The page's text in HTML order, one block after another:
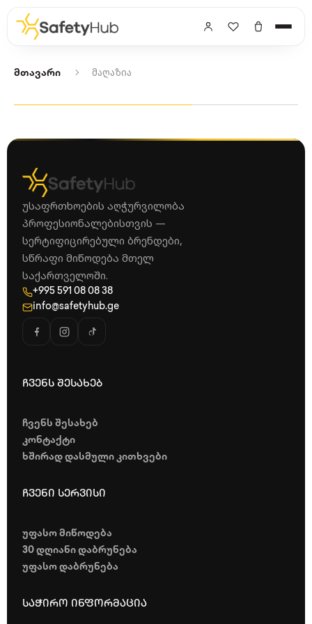
მთავარი მაღაზია
უსაფრთხოების აღჭურვილობა
პროფესიონალებისთვის —
სერტიფიცირებული ბრენდები,
სწრაფი მიწოდება მთელ
საქართველოში.
+995 591 08 08 38
info@safetyhub.ge
ჩვენს შესახებ
ჩვენს შესახებ
კონტაქტი
ხშირად დასმული კითხვები
ჩვენი სერვისი
უფასო მიწოდება
30 დღიანი დაბრუნება
უფასო დაბრუნება
საჭირო ინფორმაცია